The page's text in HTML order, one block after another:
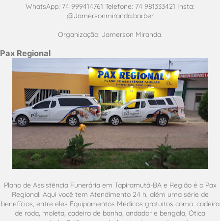
WhatsApp: 74 999414761 Telefone: 74 981333421 Insta:
@Jamersonmiranda.barber
Organização: Jamerson Miranda.
Pax Regional
Plano de Assistência Funerária em Tapiramutá-BA e Região é o Pax
Regional. Aqui você tem Atendimento 24 h, além uma série de
benefícios, entre eles Equipamentos Médicos gratuitos como: cadeira
de roda, moleta, cadeira de banha, andador e bengala, Ótica